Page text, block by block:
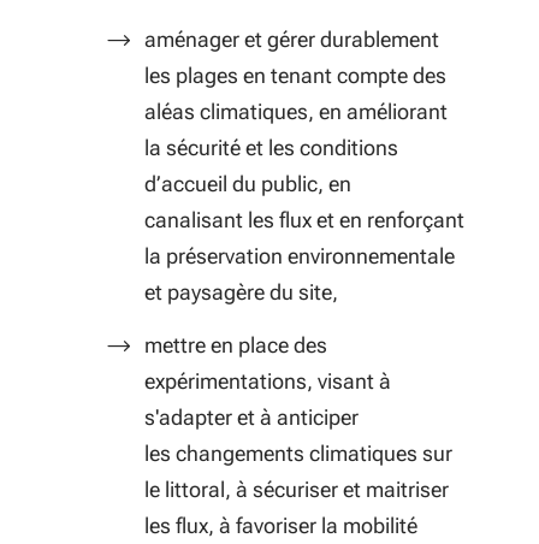
aménager et gérer durablement
les plages en tenant compte des
aléas climatiques, en améliorant
la sécurité et les conditions
d’accueil du public, en
canalisant les flux et en renforçant
la préservation environnementale
et paysagère du site,
mettre en place des
expérimentations, visant à
s'adapter et à anticiper
les changements climatiques sur
le littoral, à sécuriser et maitriser
les flux, à favoriser la mobilité